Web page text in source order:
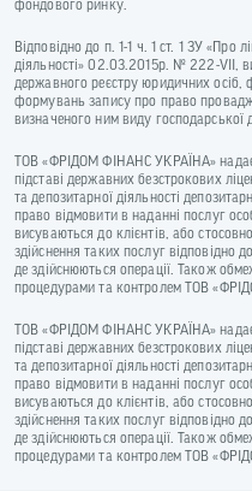
фондового ринку.
Відповідно до п. 1-1 ч. 1 ст. 1 ЗУ «Про
діяльності» 02.03.2015р. № 222-VII,
державного реєстру юридичних осіб,
формувань запису про право
визначеного ним виду господарської
ТОВ «ФРІДОМ ФІНАНС УКРАЇНА» надає
підставі державних безстрокових
та депозитарної діяльності
право відмовити в наданні послуг
висуваються до клієнтів, або
здійснення таких послуг відповідно
де здійснюються операції. Також
процедурами та контролем ТОВ
ТОВ «ФРІДОМ ФІНАНС УКРАЇНА» надає
підставі державних безстрокових
та депозитарної діяльності
право відмовити в наданні послуг
висуваються до клієнтів, або
здійснення таких послуг відповідно
де здійснюються операції. Також
процедурами та контролем ТОВ